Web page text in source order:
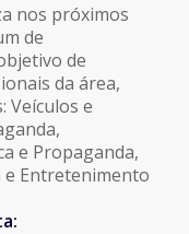
nos próximos
de
de
da área,
Veículos e
e Propaganda,
e Entretenimento